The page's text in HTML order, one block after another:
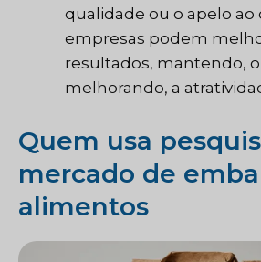
qualidade ou o apelo ao
empresas podem
resultados, mantendo,
melhorando, a
Quem usa
mercado de
alimentos